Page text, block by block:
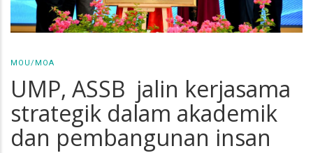
MOU/MOA
UMP, ASSB jalin kerjasama
strategik dalam akademik
dan pembangunan insan